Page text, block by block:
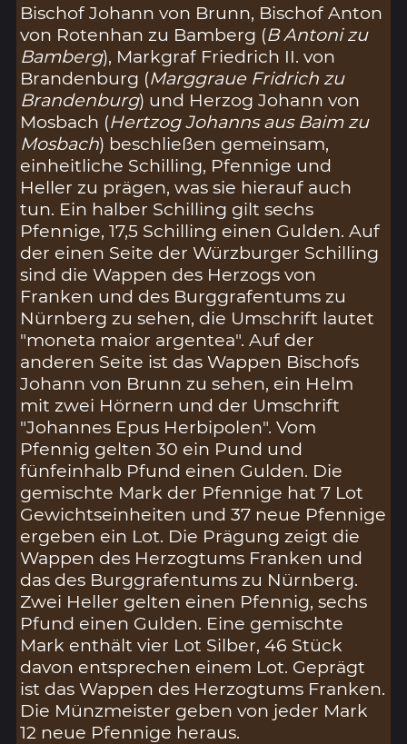
Bischof Johann von Brunn, Bischof Anton
von Rotenhan zu Bamberg (B Antoni zu
Bamberg), Markgraf Friedrich II. von
Brandenburg (Marggraue Fridrich zu
Brandenburg) und Herzog Johann von
Mosbach (Hertzog Johanns aus Baim zu
Mosbach) beschließen gemeinsam,
einheitliche Schilling, Pfennige und
Heller zu prägen, was sie hierauf auch
tun. Ein halber Schilling gilt sechs
Pfennige, 17,5 Schilling einen Gulden. Auf
der einen Seite der Würzburger Schilling
sind die Wappen des Herzogs von
Franken und des Burggrafentums zu
Nürnberg zu sehen, die Umschrift lautet
"moneta maior argentea". Auf der
anderen Seite ist das Wappen Bischofs
Johann von Brunn zu sehen, ein Helm
mit zwei Hörnern und der Umschrift
"Johannes Epus Herbipolen". Vom
Pfennig gelten 30 ein Pund und
fünfeinhalb Pfund einen Gulden. Die
gemischte Mark der Pfennige hat 7 Lot
Gewichtseinheiten und 37 neue Pfennige
ergeben ein Lot. Die Prägung zeigt die
Wappen des Herzogtums Franken und
das des Burggrafentums zu Nürnberg.
Zwei Heller gelten einen Pfennig, sechs
Pfund einen Gulden. Eine gemischte
Mark enthält vier Lot Silber, 46 Stück
davon entsprechen einem Lot. Geprägt
ist das Wappen des Herzogtums Franken.
Die Münzmeister geben von jeder Mark
12 neue Pfennige heraus.